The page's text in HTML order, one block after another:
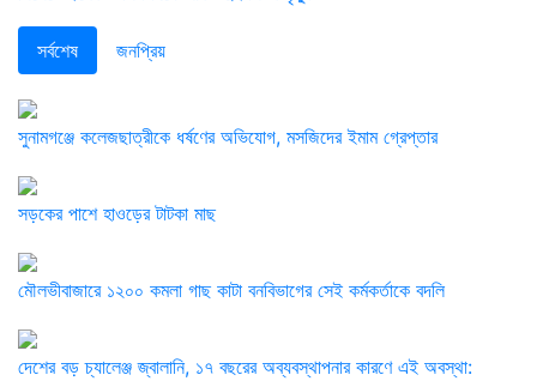
সর্বশেষ জনপ্রিয়
সুনামগঞ্জে কলেজছাত্রীকে ধর্ষণের অভিযোগ, মসজিদের ইমাম গ্রেপ্তার
সড়কের পাশে হাওড়ের টাটকা মাছ
মৌলভীবাজারে ১২০০ কমলা গাছ কাটা বনবিভাগের সেই কর্মকর্তাকে বদলি
দেশের বড় চ্যালেঞ্জ জ্বালানি, ১৭ বছরের অব্যবস্থাপনার কারণে এই অবস্থা: